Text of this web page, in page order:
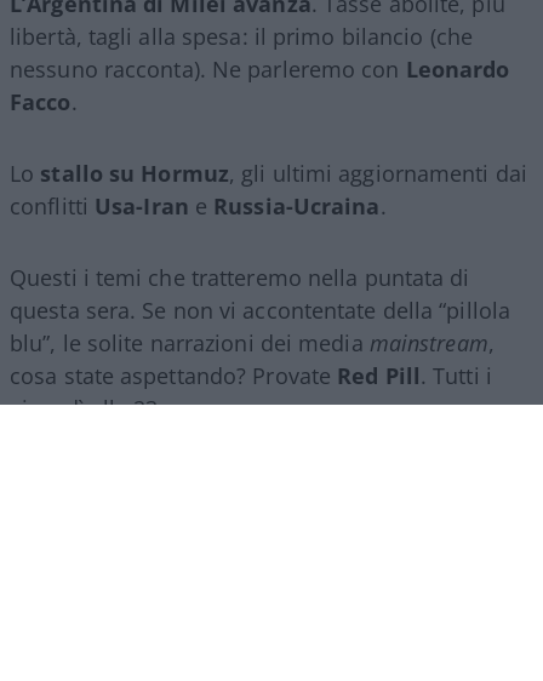
libertà, tagli alla spesa: il primo bilancio (che
nessuno racconta). Ne parleremo con Leonardo
Facco.
Lo stallo su Hormuz, gli ultimi aggiornamenti dai
conflitti Usa-Iran e Russia-Ucraina.
Questi i temi che tratteremo nella puntata di
questa sera. Se non vi accontentate della “pillola
blu”, le solite narrazioni dei media mainstream,
cosa state aspettando? Provate Red Pill. Tutti i
giovedì alle 23